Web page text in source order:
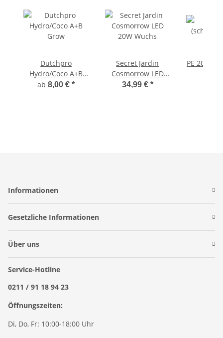
Dutchpro
Hydro/Coco A+B
Grow
ab8,00 €*
Secret Jardin
Cosmorrow LED
20W Wuchs
34,99 € *
PE 20mm
Informationen
Gesetzliche Informationen
Über uns
Service-Hotline
0211 / 91 18 94 23
Öffnungszeiten:
Di, Do, Fr: 10:00-18:00 Uhr